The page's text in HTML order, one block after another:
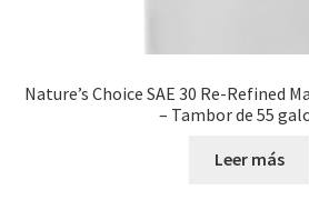
Nature’s Choice SAE 30 Re-Refined
– Tambor de 55
Leer más